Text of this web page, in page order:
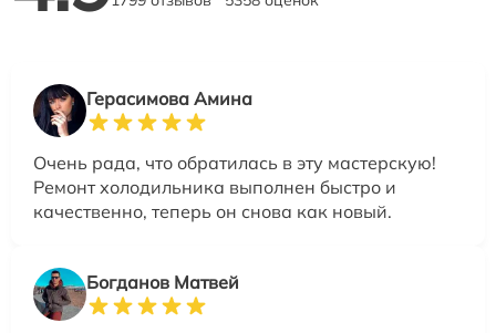
Герасимова Амина
Очень рада, что обратилась в эту мастерскую!
Ремонт холодильника выполнен быстро и
качественно, теперь он снова как новый.
Богданов Матвей